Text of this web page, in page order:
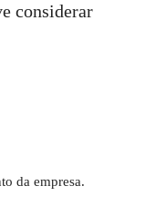
considerar
da empresa.